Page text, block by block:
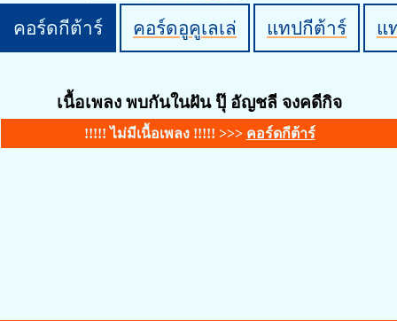
คอร์ดกีต้าร์ คอร์ดอูคูเลเล่ แทปกีต้าร์ แ
เนื้อเพลง พบกันในฝัน ปุ๊ อัญชลี จงคดีกิจ
!!!!! ไม่มีเนื้อเพลง !!!!! >>> คอร์ดกีต้าร์